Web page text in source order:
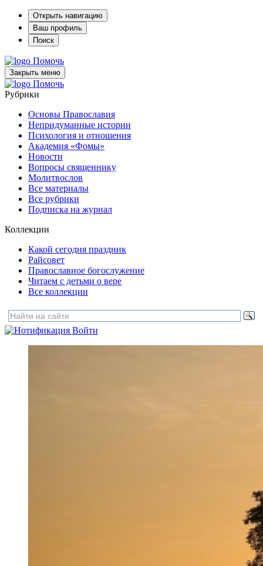
Открыть навигацию
Ваш профиль
Поиск
Помочь
Закрыть меню
Помочь
Рубрики
Основы Православия
Непридуманные истории
Психология и отношения
Академия «Фомы»
Новости
Вопросы священнику
Молитвослов
Все материалы
Все рубрики
Подписка на журнал
Коллекции
Какой сегодня праздник
Райсовет
Православное богослужение
Читаем с детьми о вере
Все коллекции
Войти